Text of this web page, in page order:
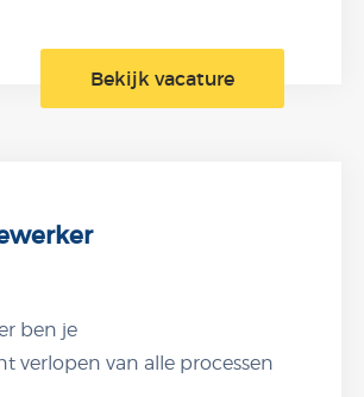
Bekijk vacature
ben je
verlopen van alle processen